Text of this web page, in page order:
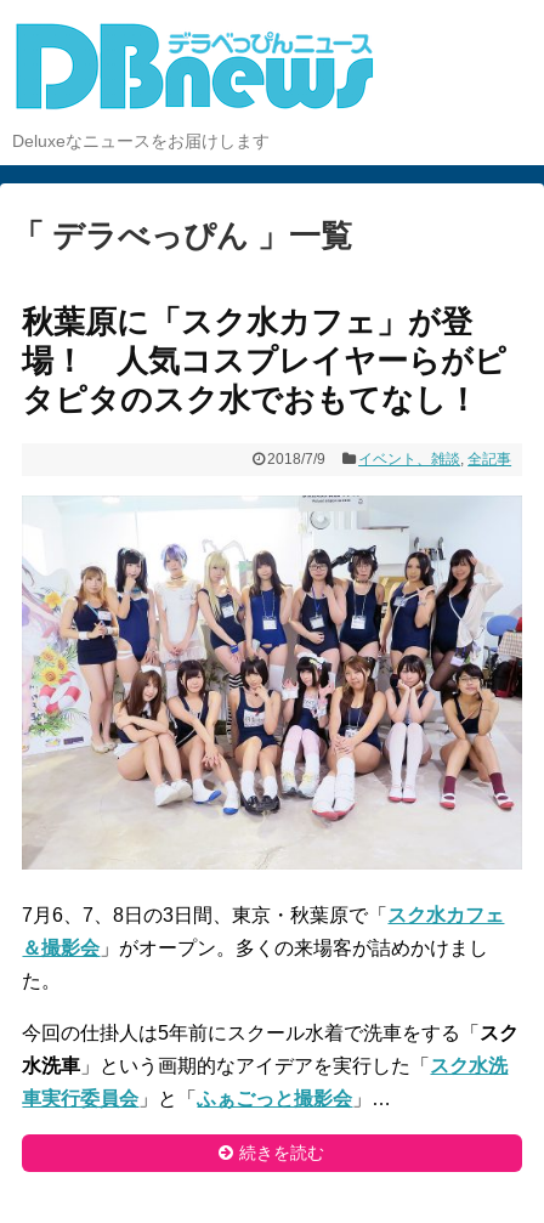
Deluxeなニュースをお届けします
「 デラべっぴん 」一覧
秋葉原に「スク水カフェ」が登
場！ 人気コスプレイヤーらがピ
タピタのスク水でおもてなし！
2018/7/9 イベント、雑談,全記事
7月6、7、8日の3日間、東京・秋葉原で「 スク水カフェ
＆撮影会 」がオープン。多くの来場客が詰めかけまし
た。
今回の仕掛人は5年前にスクール水着で洗車をする「 スク
水洗車 」という画期的なアイデアを実行した「 スク水洗
車実行委員会 」と「ふぁごっと撮影会 」…
続きを読む